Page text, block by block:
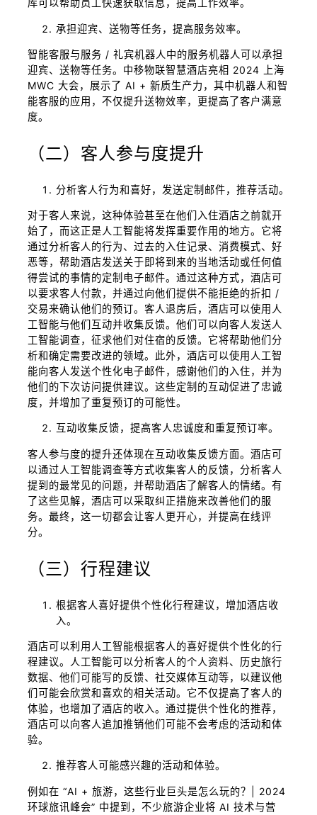
库可以帮助员工快速获取信息，提高工作效率。
承担迎宾、送物等任务，提高服务效率。
智能客服与服务 / 礼宾机器人中的服务机器人可以承担
迎宾、送物等任务。中移物联智慧酒店亮相 2024 上海
MWC 大会，展示了 AI + 新质生产力，其中机器人和智
能客服的应用，不仅提升送物效率，更提高了客户满意
度。
（二）客人参与度提升
分析客人行为和喜好，发送定制邮件，推荐活动。
对于客人来说，这种体验甚至在他们入住酒店之前就开
始了，而这正是人工智能将发挥重要作用的地方。它将
通过分析客人的行为、过去的入住记录、消费模式、好
恶等，帮助酒店发送关于即将到来的当地活动或任何值
得尝试的事情的定制电子邮件。通过这种方式，酒店可
以要求客人付款，并通过向他们提供不能拒绝的折扣 /
交易来确认他们的预订。客人退房后，酒店可以使用人
工智能与他们互动并收集反馈。他们可以向客人发送人
工智能调查，征求他们对住宿的反馈。它将帮助他们分
析和确定需要改进的领域。此外，酒店可以使用人工智
能向客人发送个性化电子邮件，感谢他们的入住，并为
他们的下次访问提供建议。这些定制的互动促进了忠诚
度，并增加了重复预订的可能性。
互动收集反馈，提高客人忠诚度和重复预订率。
客人参与度的提升还体现在互动收集反馈方面。酒店可
以通过人工智能调查等方式收集客人的反馈，分析客人
提到的最常见的问题，并帮助酒店了解客人的情绪。有
了这些见解，酒店可以采取纠正措施来改善他们的服
务。最终，这一切都会让客人更开心，并提高在线评
分。
（三）行程建议
根据客人喜好提供个性化行程建议，增加酒店收
入。
酒店可以利用人工智能根据客人的喜好提供个性化的行
程建议。人工智能可以分析客人的个人资料、历史旅行
数据、他们可能写的反馈、社交媒体互动等，以建议他
们可能会欣赏和喜欢的相关活动。它不仅提高了客人的
体验，也增加了酒店的收入。通过提供个性化的推荐，
酒店可以向客人追加推销他们可能不会考虑的活动和体
验。
推荐客人可能感兴趣的活动和体验。
例如在 “AI + 旅游，这些行业巨头是怎么玩的？| 2024
环球旅讯峰会” 中提到，不少旅游企业将 AI 技术与营